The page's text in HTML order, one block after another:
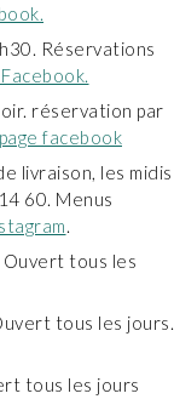
Réservations
réservation par
page facebook
livraison, les midis
60. Menus
.
tous les
tous les jours.
tous les jours